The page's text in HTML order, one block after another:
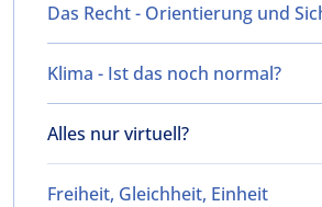
Das Recht - Orientierung und
Klima - Ist das noch normal?
Alles nur virtuell?
Freiheit, Gleichheit, Einheit